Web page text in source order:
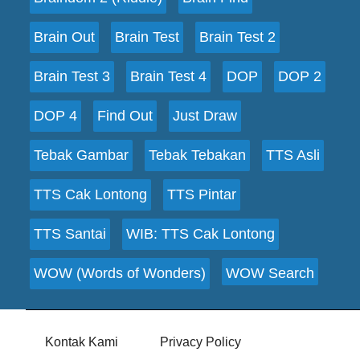
Brain Out Brain Test Brain Test 2
Brain Test 3 Brain Test 4 DOP DOP 2
DOP 4 Find Out Just Draw
Tebak Gambar Tebak Tebakan TTS Asli
TTS Cak Lontong TTS Pintar
TTS Santai WIB: TTS Cak Lontong
WOW (Words of Wonders) WOW Search
Kontak Kami Privacy Policy